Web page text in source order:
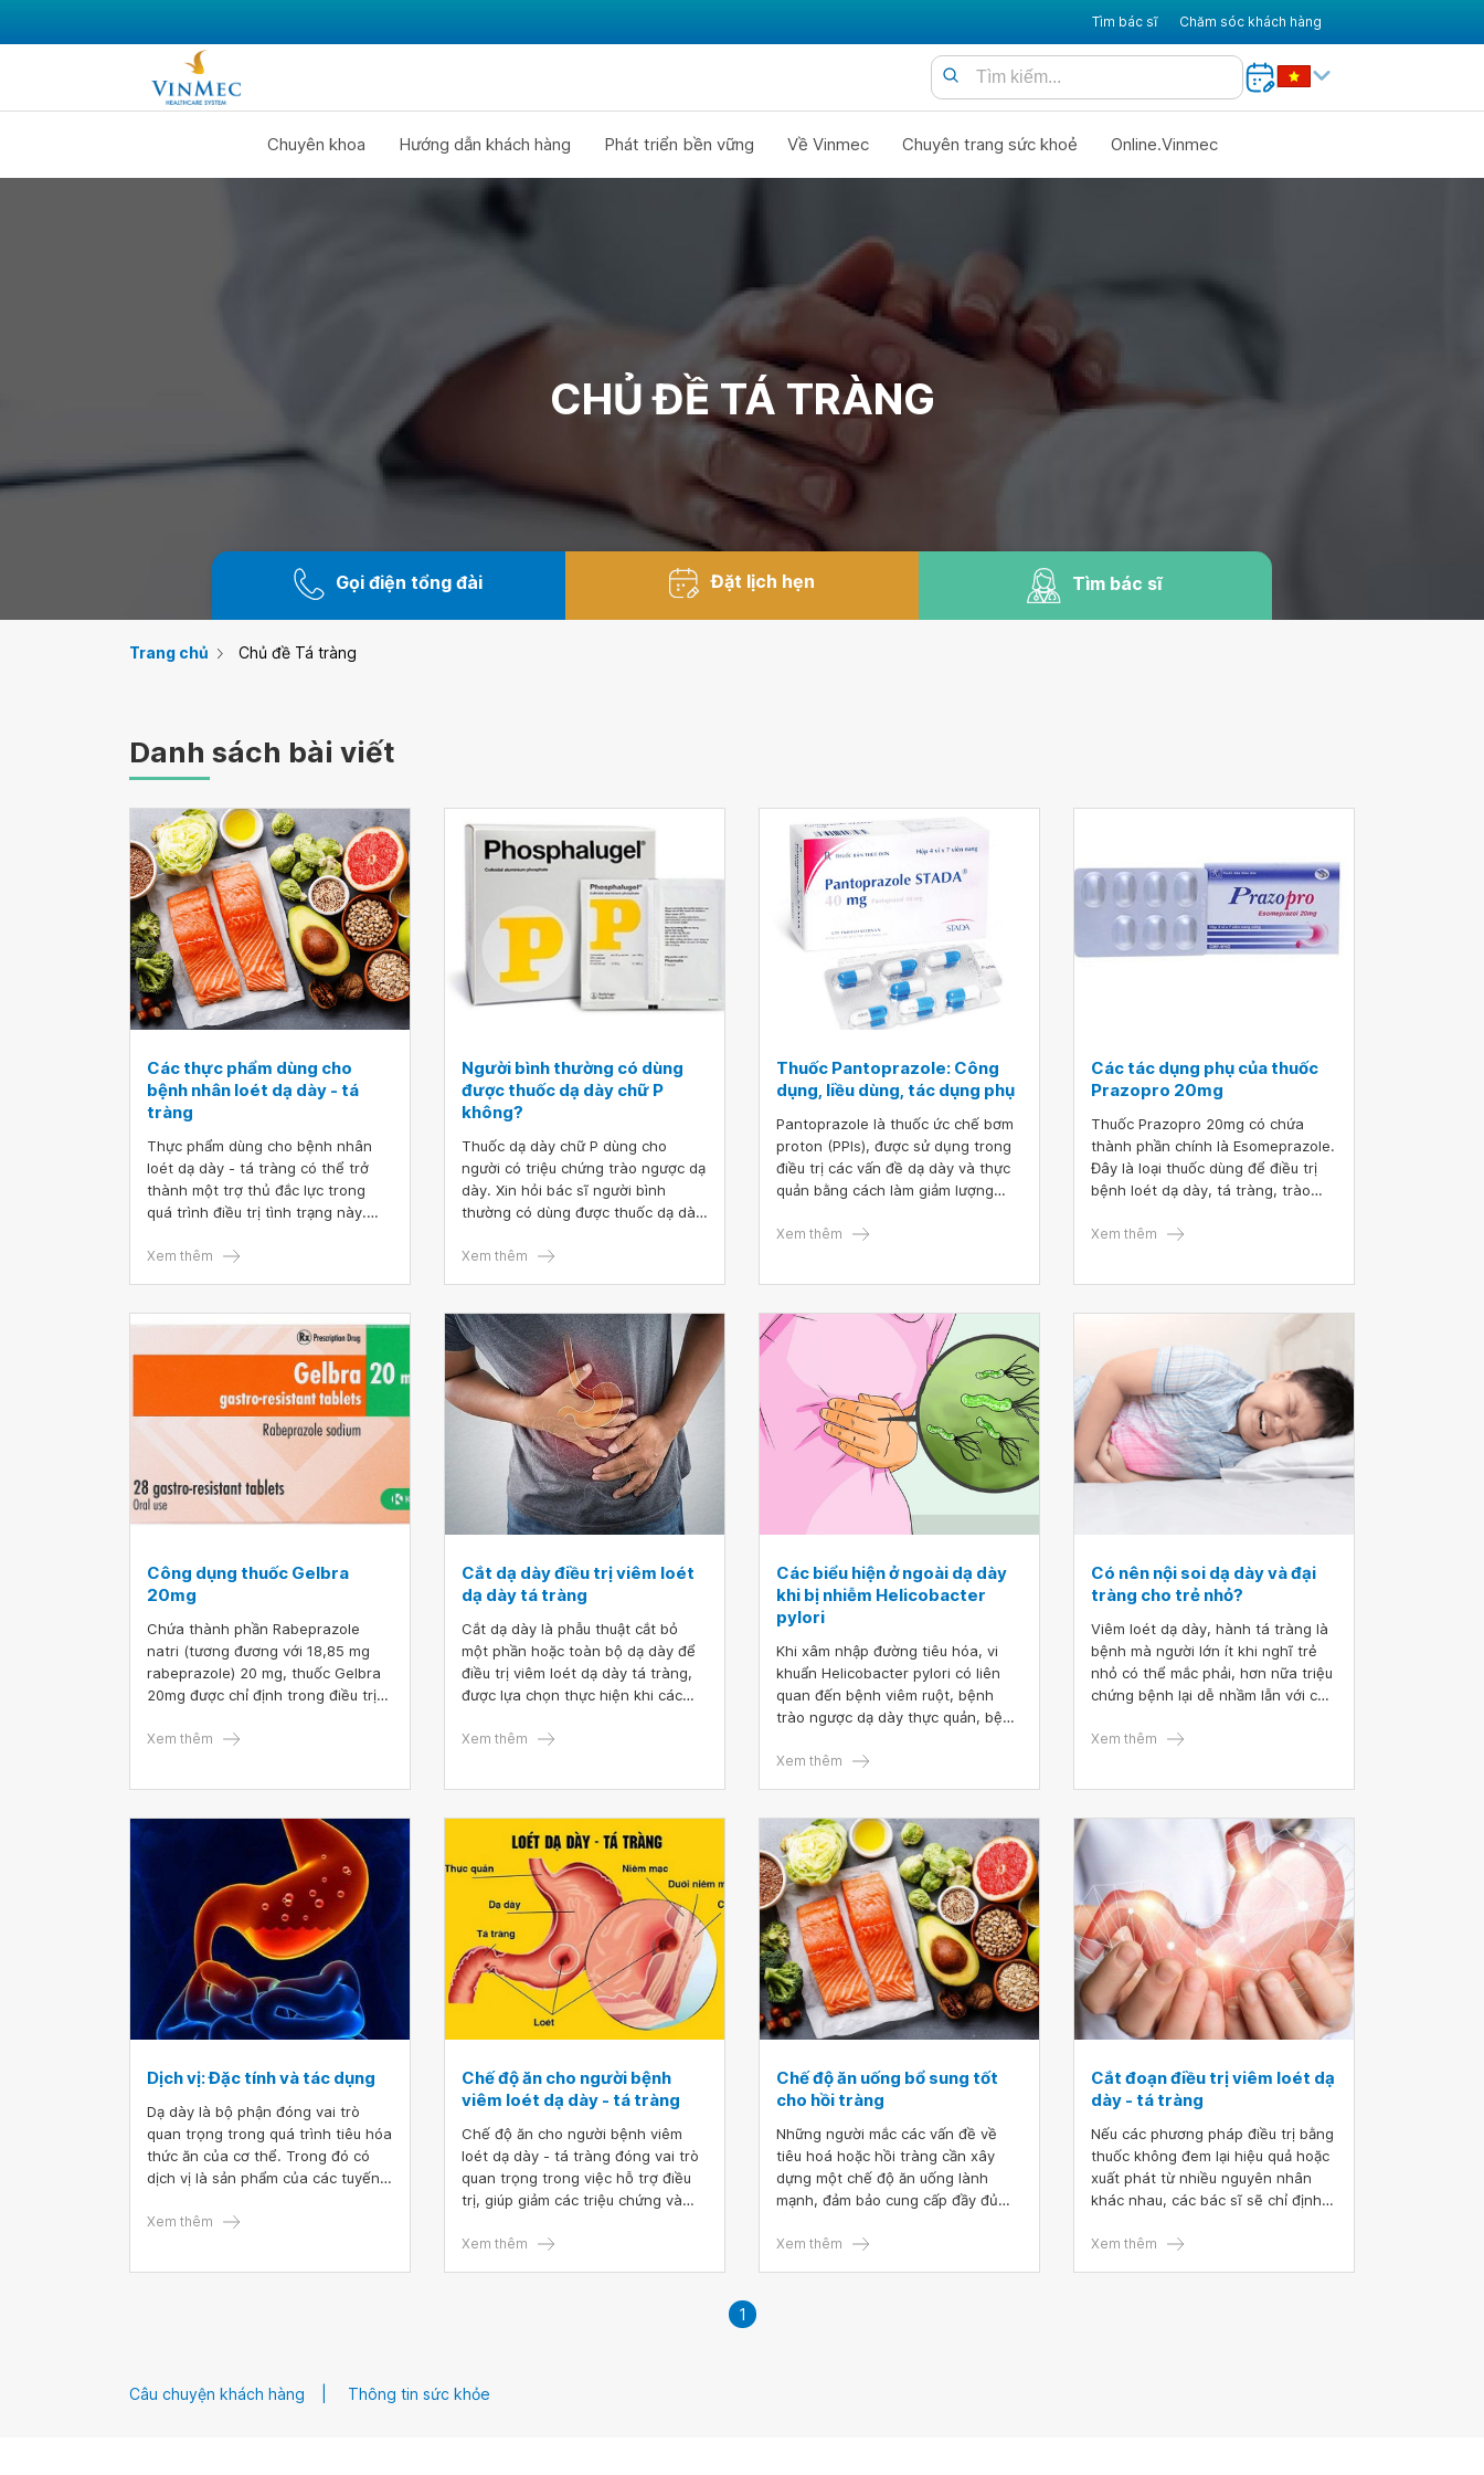
Tìm bác sĩ Chăm sóc khách hàng
Chuyên khoa Hướng dẫn khách hàng Phát triển bền vững Về Vinmec Chuyên trang sức khoẻ Online.Vinmec
CHỦ ĐỀ TÁ TRÀNG
Gọi điện tổng đài Đặt lịch hẹn Tìm bác sĩ
Trang chủ Chủ đề Tá tràng
Danh sách bài viết
Các thực phẩm dùng cho
bệnh nhân loét dạ dày - tá
tràng
Thực phẩm dùng cho bệnh nhân
loét dạ dày - tá tràng có thể trở
thành một trợ thủ đắc lực trong
quá trình điều trị tình trạng này.
góp phần vào quá trình làm lành
nhiên, nhiều bệnh nhân vẫn chưa
biết liệu viêm loét dạ dày tá tràng
nên ăn gì để bệnh mau khỏi.
Xem thêm
Người bình thường có dùng
được thuốc dạ dày chữ P
không?
Thuốc dạ dày chữ P dùng cho
người có triệu chứng trào ngược dạ
dày. Xin hỏi bác sĩ người bình
thường có dùng được thuốc dạ dày
Xem thêm
Thuốc Pantoprazole: Công
dụng, liều dùng, tác dụng phụ
Pantoprazole là thuốc ức chế bơm
proton (PPIs), được sử dụng trong
điều trị các vấn đề dạ dày và thực
quản bằng cách làm giảm lượng
Xem thêm
Các tác dụng phụ của thuốc
Prazopro 20mg
Thuốc Prazopro 20mg có chứa
thành phần chính là Esomeprazole.
Đây là loại thuốc dùng để điều trị
bệnh loét dạ dày, tá tràng, trào
chứng Zollinger–Ellison, xuất huyết
loét dạ dày, tá tràng do dùng thuốc
kháng viêm không steroid và do
stress.
Xem thêm
Công dụng thuốc Gelbra
20mg
Chứa thành phần Rabeprazole
natri (tương đương với 18,85 mg
rabeprazole) 20 mg, thuốc Gelbra
20mg được chỉ định trong điều trị
dạ dày, tá tràng, trào ngược dạ
Xem thêm
Cắt dạ dày điều trị viêm loét
dạ dày tá tràng
Cắt dạ dày là phẫu thuật cắt bỏ
một phần hoặc toàn bộ dạ dày để
điều trị viêm loét dạ dày tá tràng,
được lựa chọn thực hiện khi các
dụng. Tuy nhiên, giống với các loại
Xem thêm
Các biểu hiện ở ngoài dạ dày
khi bị nhiễm Helicobacter
pylori
Khi xâm nhập đường tiêu hóa, vi
khuẩn Helicobacter pylori có liên
quan đến bệnh viêm ruột, bệnh
trào ngược dạ dày thực quản, bệnh
thư biểu mô gan, sỏi mật và viêm
Xem thêm
Có nên nội soi dạ dày và đại
tràng cho trẻ nhỏ?
Viêm loét dạ dày, hành tá tràng là
bệnh mà người lớn ít khi nghĩ trẻ
nhỏ có thể mắc phải, hơn nữa triệu
chứng bệnh lại dễ nhầm lẫn với các
xác bệnh, nội soi dạ dày và đại
nhiều nguy hiểm cho trẻ.
Xem thêm
Dịch vị: Đặc tính và tác dụng
Dạ dày là bộ phận đóng vai trò
quan trọng trong quá trình tiêu hóa
thức ăn của cơ thể. Trong đó có
dịch vị là sản phẩm của các tuyến
chuyển hóa các chất và tiêu hóa
Xem thêm
Chế độ ăn cho người bệnh
viêm loét dạ dày - tá tràng
Chế độ ăn cho người bệnh viêm
loét dạ dày - tá tràng đóng vai trò
quan trọng trong việc hỗ trợ điều
trị, giúp giảm các triệu chứng và
thời cải thiện tình trạng dinh dưỡng
Xem thêm
Chế độ ăn uống bổ sung tốt
cho hồi tràng
Những người mắc các vấn đề về
tiêu hoá hoặc hồi tràng cần xây
dựng một chế độ ăn uống lành
mạnh, đảm bảo cung cấp đầy đủ
ngăn ngừa các bệnh lý tiêu hoá
Xem thêm
Cắt đoạn điều trị viêm loét dạ
dày - tá tràng
Nếu các phương pháp điều trị bằng
thuốc không đem lại hiệu quả hoặc
xuất phát từ nhiều nguyên nhân
khác nhau, các bác sĩ sẽ chỉ định
tá tràng, tránh các biến chứng
Xem thêm
1
Câu chuyện khách hàng Thông tin sức khỏe